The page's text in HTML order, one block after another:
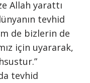
Allah yarattı
tevhid
de bizlerin de
için uyararak,
tevhid